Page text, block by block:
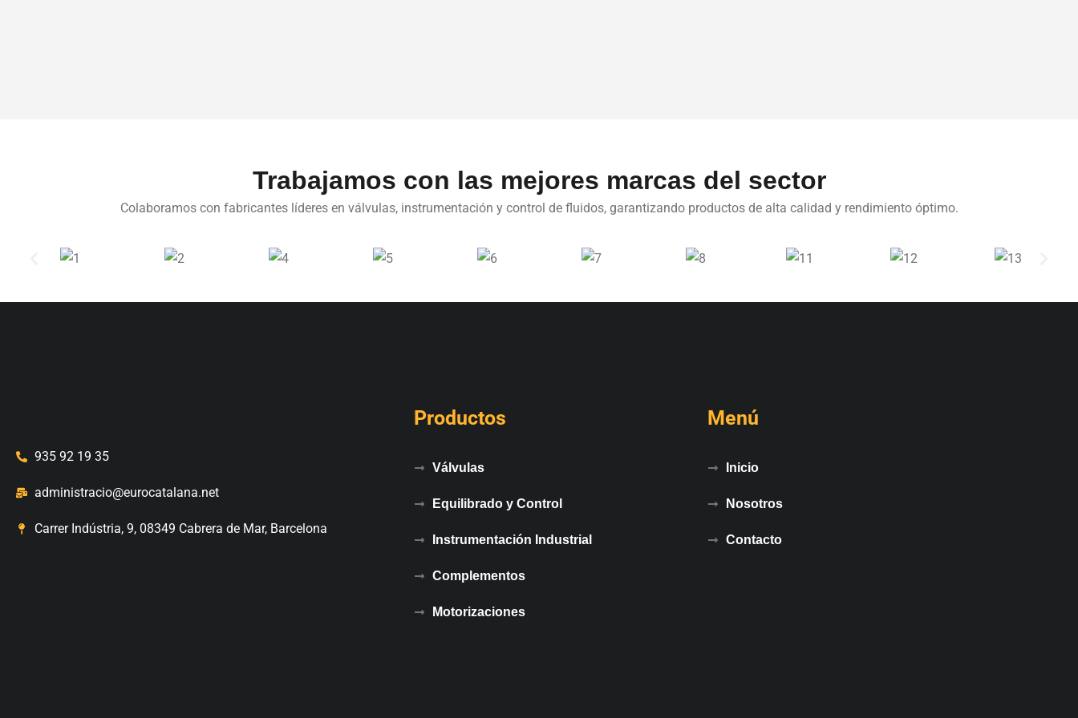
Trabajamos con las mejores marcas del sector
Colaboramos con fabricantes líderes en válvulas, instrumentación y control de fluidos, garantizando productos de alta calidad y rendimiento óptimo.
935 92 19 35
administracio@eurocatalana.net
Carrer Indústria, 9, 08349 Cabrera de Mar, Barcelona
Productos
Válvulas
Equilibrado y Control
Instrumentación Industrial
Complementos
Motorizaciones
Menú
Inicio
Nosotros
Contacto